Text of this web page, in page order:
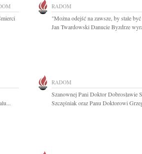
RADOM
"Można odejść na zawsze, by stale
Jan Twardowski Danucie Byzdrze
RADOM
Szanownej Pani Doktor Dobrosławie
Szczęśniak oraz Panu Doktorowi